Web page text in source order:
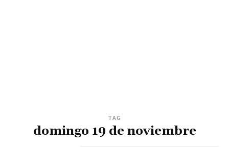
TAG
domingo 19 de noviembre